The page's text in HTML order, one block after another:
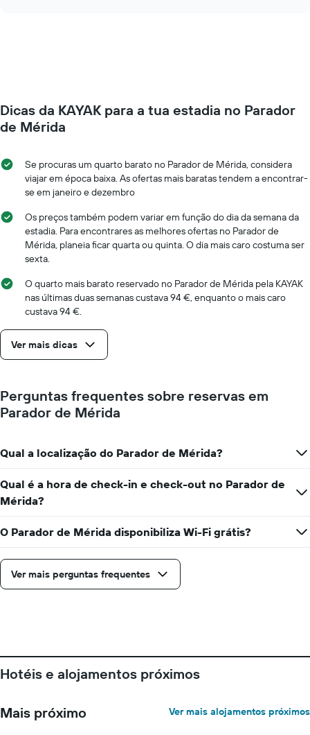
um
quarto
numa
data
da
gráfico
apresenta
de
dias
antes
da
numa
abcissa
apresenta
o
preço
um
quarto
Dicas da KAYAK para a tua estadia no Parador
de Mérida
Se procuras um quarto barato no Parador de Mérida, considera
viajar em época baixa. As ofertas mais baratas tendem a encontrar-
se em janeiro e dezembro
Os preços também podem variar em função do dia da semana da
estadia. Para encontrares as melhores ofertas no Parador de
Mérida, planeia ficar quarta ou quinta. O dia mais caro costuma ser
sexta.
O quarto mais barato reservado no Parador de Mérida pela KAYAK
nas últimas duas semanas custava 94 €, enquanto o mais caro
custava 94 €.
Ver mais dicas
Perguntas frequentes sobre reservas em
Parador de Mérida
Qual a localização do Parador de Mérida?
Qual é a hora de check-in e check-out no Parador de
Mérida?
O Parador de Mérida disponibiliza Wi-Fi grátis?
Ver mais perguntas frequentes
Hotéis e alojamentos próximos
Mais próximo Ver mais alojamentos próximos